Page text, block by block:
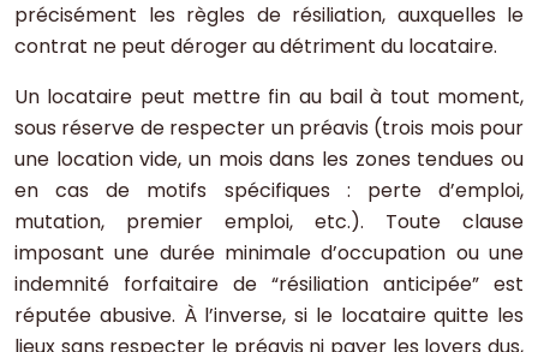
précisément les règles de résiliation, auxquelles le
contrat ne peut déroger au détriment du locataire.
Un locataire peut mettre fin au bail à tout moment,
sous réserve de respecter un préavis (trois mois pour
une location vide, un mois dans les zones tendues ou
en cas de motifs spécifiques : perte d’emploi,
mutation, premier emploi, etc.). Toute clause
imposant une durée minimale d’occupation ou une
indemnité forfaitaire de “résiliation anticipée” est
réputée abusive. À l’inverse, si le locataire quitte les